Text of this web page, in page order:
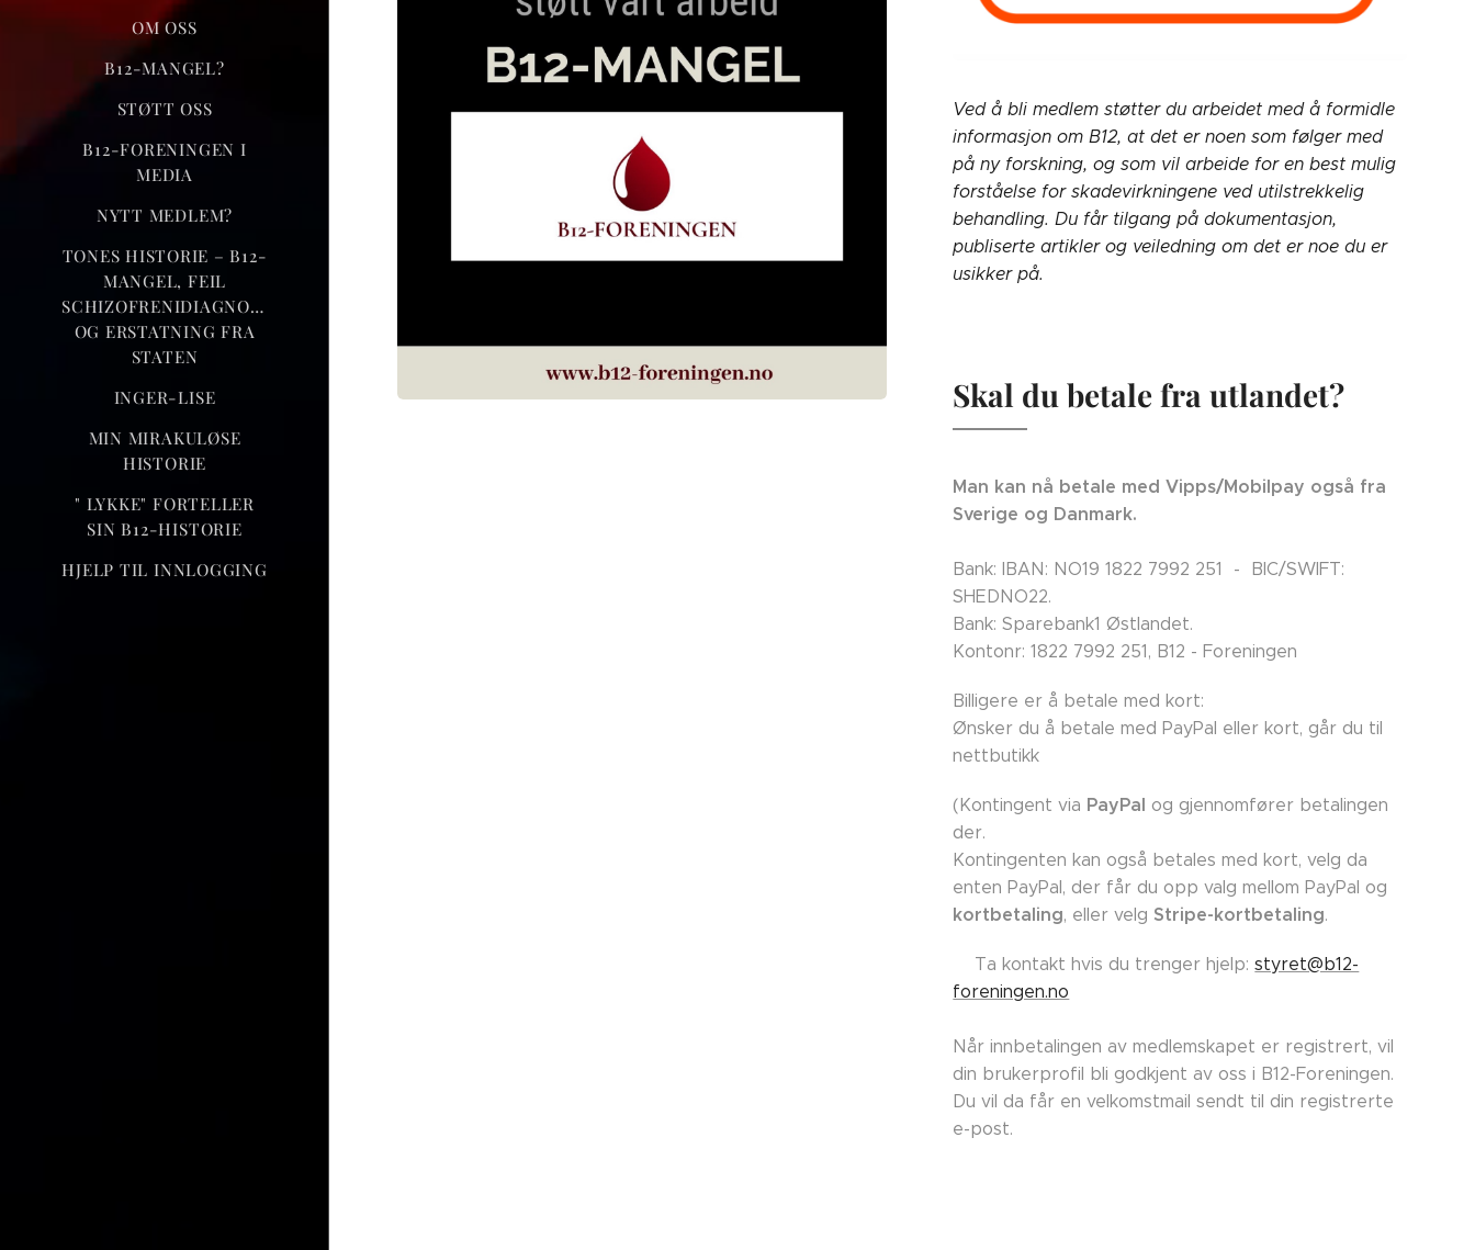
OM OSS
B12-MANGEL?
STØTT OSS
B12-FORENINGEN I
MEDIA
NYTT MEDLEM?
TONES HISTORIE – B12-
MANGEL, FEIL
SCHIZOFRENIDIAGNOSE
OG ERSTATNING FRA
STATEN
INGER-LISE
MIN MIRAKULØSE
HISTORIE
" LYKKE" FORTELLER
SIN B12-HISTORIE
HJELP TIL INNLOGGING
Ved å bli medlem støtter du arbeidet med å formidle
informasjon om B12, at det er noen som følger med
på ny forskning, og som vil arbeide for en best mulig
forståelse for skadevirkningene ved utilstrekkelig
behandling. Du får tilgang på dokumentasjon,
publiserte artikler og veiledning om det er noe du er
usikker på.
Skal du betale fra utlandet?
Man kan nå betale med Vipps/Mobilpay også fra
Sverige og Danmark.
Bank: IBAN: NO19 1822 7992 251 - BIC/SWIFT:
SHEDNO22.
Bank: Sparebank1 Østlandet.
Kontonr: 1822 7992 251, B12 - Foreningen
Billigere er å betale med kort:
Ønsker du å betale med PayPal eller kort, går du til
nettbutikk
(Kontingent via PayPal og gjennomfører betalingen
der.
Kontingenten kan også betales med kort, velg da
enten PayPal, der får du opp valg mellom PayPal og
kortbetaling, eller velg Stripe-kortbetaling.
👉🏼Ta kontakt hvis du trenger hjelp:styret@b12-
foreningen.no
Når innbetalingen av medlemskapet er registrert, vil
din brukerprofil bli godkjent av oss i B12-Foreningen.
Du vil da får en velkomstmail sendt til din registrerte
e-post.